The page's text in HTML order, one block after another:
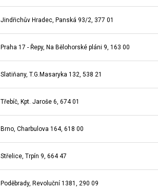
Jindřichův Hradec, Panská 93/2, 377 01
Praha 17 - Řepy, Na Bělohorské pláni 9, 163 00
Slatiňany, T.G.Masaryka 132, 538 21
Třebíč, Kpt. Jaroše 6, 674 01
Brno, Charbulova 164, 618 00
Střelice, Trpín 9, 664 47
Poděbrady, Revoluční 1381, 290 09